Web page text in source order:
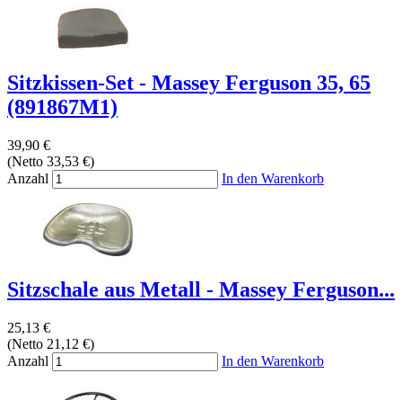
Sitzkissen-Set - Massey Ferguson 35, 65
(891867M1)
39,90 €
(Netto 33,53 €)
Anzahl
In den Warenkorb
Sitzschale aus Metall - Massey Ferguson...
25,13 €
(Netto 21,12 €)
Anzahl
In den Warenkorb